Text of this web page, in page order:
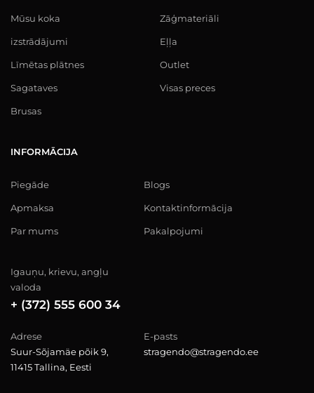
Mūsu koka
izstrādājumi
Līmētas plātnes
Sagataves
Brusas
Zāģmateriāli
Eļļa
Outlet
Visas preces
INFORMĀCIJA
Piegāde
Apmaksa
Par mums
Blogs
Kontaktinformācija
Pakalpojumi
Igauņu, krievu, angļu
valoda
+ (372) 555 600 34
Adrese
Suur-Sõjamäe põik 9,
11415 Tallina, Eesti
E-pasts
stragendo@stragendo.ee